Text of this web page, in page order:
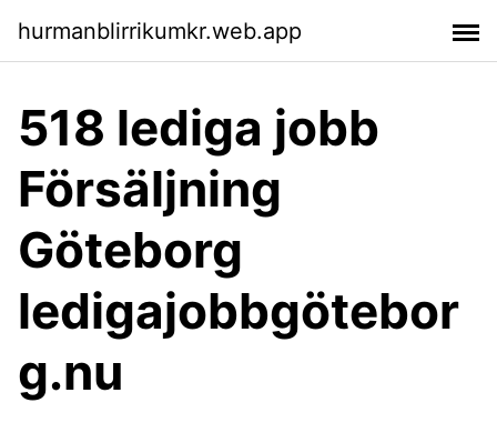
hurmanblirrikumkr.web.app
518 lediga jobb
Försäljning
Göteborg
ledigajobbgötebor
g.nu